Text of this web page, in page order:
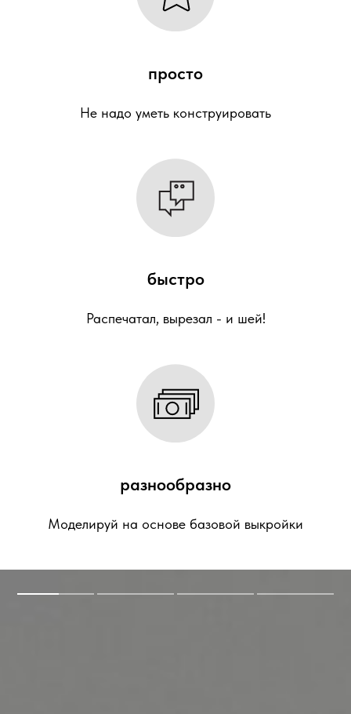
просто
Не надо уметь конструировать
быстро
Распечатал, вырезал - и шей!
разнообразно
Моделируй на основе базовой выкройки